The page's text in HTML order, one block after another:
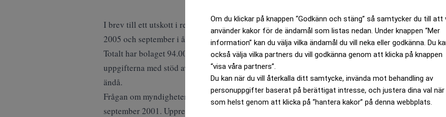
Om du klickar på knappen “Godkänn och stäng” så samtycker du till att
använder kakor för de ändamål som listas nedan. Under knappen “Mer
information” kan du välja vilka ändamål du vill neka eller godkänna. Du
också välja vilka partners du vill godkänna genom att klicka på knappen
“visa våra partners”.
Du kan när du vill återkalla ditt samtycke, invända mot behandling av
personuppgifter baserat på berättigat intresse, och justera dina val när
som helst genom att klicka på “hantera kakor” på denna webbplats.
I brev till ett utskott i representanthuset avslöjar telekomjätten hur den samarbetat med den
2005 och september i år, skriver The Washington Post.
Totalt har bolaget 94.000 gånger lämnat över information till FBI om någon kunds telefonvanor.
uppgifterna med stöd av order från domstol, men i 720 ”brådskande” fall har ingen sådan order
ändå.
Frågan om myndigheternas omfattande övervakning av medborgarna har fått stor
september 2001. Uppretade individer har stämt telekombolagen för att de lämnat ut uppgifter